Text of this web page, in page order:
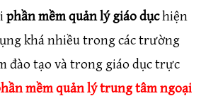
phần mềm quản lý giáo dụchiện
khá nhiều trong các trường
đào tạo và trong giáo dục trực
mềm quản lý trung tâm ngoại